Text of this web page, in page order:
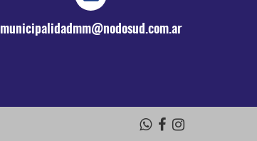
municipalidadmm@nodosud.com.ar